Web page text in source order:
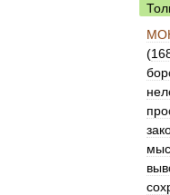
(